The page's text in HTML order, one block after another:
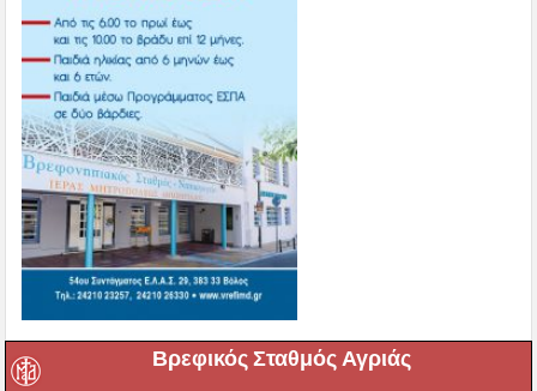
Βρεφικός Σταθμός Αγριάς